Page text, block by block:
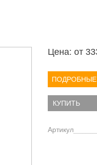
Цена: от
КУПИТЬ
Артикул